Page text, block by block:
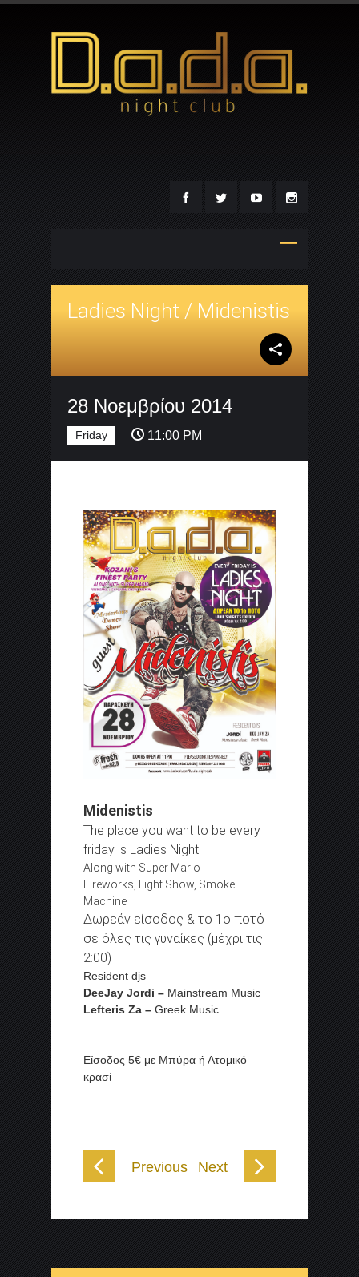
Ladies Night / Midenistis
28 Νοεμβρίου 2014
Friday 11:00 PM
Midenistis
The place you want to be every
friday is Ladies Night
Along with Super Mario
Fireworks, Light Show, Smoke
Machine
Δωρεάν είσοδος & το 1ο ποτό
σε όλες τις γυναίκες (μέχρι τις
2:00)
Resident djs
DeeJay Jordi – Mainstream Music
Lefteris Za – Greek Music
Είσοδος 5€ με Μπύρα ή Ατομικό
κρασί
Previous Next